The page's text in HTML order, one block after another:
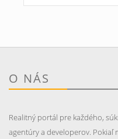
O NÁS
Realitný portál pre každého,
agentúry a developerov. Pokiaľ